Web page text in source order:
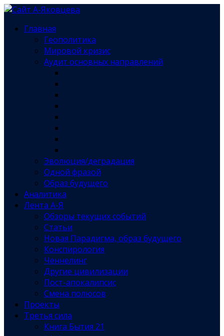
Главная
Геополитика
Мировой кризис
Аудит основных направлений
Эволюция/деградация
Одной фразой
Образ будущего
Аналитика
Лента А-Я
Обзоры текущих событий
Статьи
Новая Парадигма, образ будущего
Конспирология
Ченнелинг
Другие цивилизации
Пост-апокалипсис
Смена полюсов
Проекты
Третья сила
Книга Бытия 21